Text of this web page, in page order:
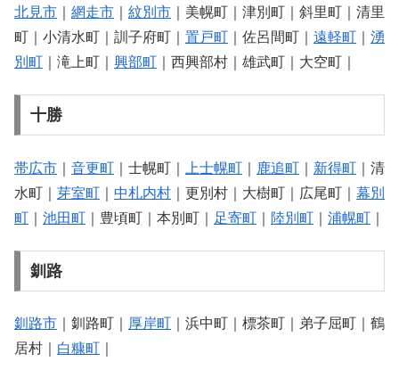
北見市 網走市 紋別市 ｜美幌町｜津別町｜斜里町｜清里
町｜小清水町｜訓子府町｜ 置戸町 ｜佐呂間町｜ 遠軽町
湧
別町 ｜滝上町｜ 興部町 ｜西興部村｜雄武町｜大空町｜
十勝
帯広市 音更町 ｜士幌町｜ 上士幌町 鹿追町 新得町 ｜清
水町｜ 芽室町 中札内村 ｜更別村｜大樹町｜広尾町｜ 幕別
町
池田町 ｜豊頃町｜本別町｜ 足寄町 陸別町 浦幌町
釧路
釧路市 ｜釧路町｜ 厚岸町 ｜浜中町｜標茶町｜弟子屈町｜鶴
居村｜ 白糠町